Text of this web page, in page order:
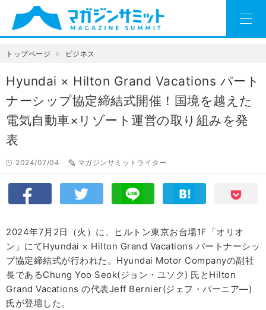
トップページ ビジネス
Hyundai × Hilton Grand Vacations パート
ナーシップ協定締結式開催！国境を越えた
電気自動車×リゾート運営の取り組みを発
表
2024/07/04 マガジンサミットライター
2024年7月2日（火）に、ヒルトン東京お台場1F「オリオ
ン」にてHyundai × Hilton Grand Vacations パートナーシッ
プ協定締結式が行われた。Hyundai Motor Companyの副社
長であるChung Yoo Seok(ジョン・ユソク) 氏とHilton
Grand Vacations の代表Jeff Bernier(ジェフ・バーニア―)
氏が登壇した。